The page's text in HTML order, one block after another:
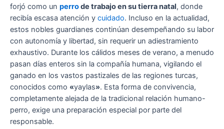
forjó como un perrode trabajo en su tierra natal, donde
recibía escasa atención y cuidado. Incluso en la actualidad,
estos nobles guardianes continúan desempeñando su labor
con autonomía y libertad, sin requerir un adiestramiento
exhaustivo. Durante los cálidos meses de verano, a menudo
pasan días enteros sin la compañía humana, vigilando el
ganado en los vastos pastizales de las regiones turcas,
conocidos como «yaylas». Esta forma de convivencia,
completamente alejada de la tradicional relación humano-
perro, exige una preparación especial por parte del
responsable.